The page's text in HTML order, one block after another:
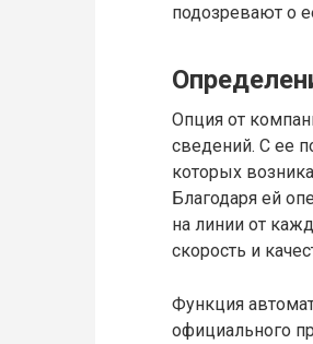
подозревают о
Опция от
сведений. С ее
которых
Благодаря ей
на линии от
скорость и
Функция
официального